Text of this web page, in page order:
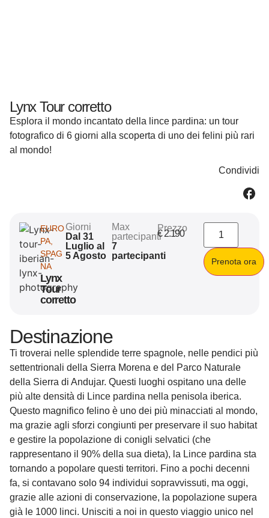
Lynx Tour corretto
Esplora il mondo incantato della lince pardina: un tour
fotografico di 6 giorni alla scoperta di uno dei felini più rari
al mondo!
Condividi
EURO
PA,
SPAG
NA
Lynx
Tour
corretto
Giorni
Dal 31
Luglio al
5 Agosto
Max
partecipanti
7
partecipanti
Prezzo
€2.190
Prenota ora
Destinazione
Ti troverai nelle splendide terre spagnole, nelle pendici più
settentrionali della Sierra Morena e del Parco Naturale
della Sierra di Andujar. Questi luoghi ospitano una delle
più alte densità di Lince pardina nella penisola iberica.
Questo magnifico felino è uno dei più minacciati al mondo,
ma grazie agli sforzi congiunti per preservare il suo habitat
e gestire la popolazione di conigli selvatici (che
rappresentano il 90% della sua dieta), la Lince pardina sta
tornando a popolare questi territori. Fino a pochi decenni
fa, si contavano solo 94 individui sopravvissuti, ma oggi,
grazie alle azioni di conservazione, la popolazione supera
già le 1000 linci. Unisciti a noi in questo viaggio unico nel